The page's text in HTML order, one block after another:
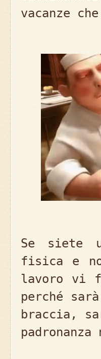
vacanze
Se siete
fisica e
lavoro vi
perché
braccia,